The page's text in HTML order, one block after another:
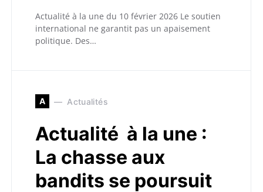
Actualité à la une du 10 février 2026 Le soutien
international ne garantit pas un apaisement
politique. Des…
A Actualités
Actualité à la une :
La chasse aux
bandits se poursuit